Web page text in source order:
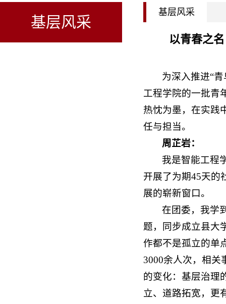
基层风采
基层风采
以青春之
为深入推进“
工程学院的一批青
热忱为墨，在实践
任与担当。
周芷岩：
我是智能工程
开展了为期45天的
展的崭新窗口。
在团委，我学
题，同步成立县大
作都不是孤立的单
3000余人次，相关
的变化：基层治理
立、道路拓宽，更